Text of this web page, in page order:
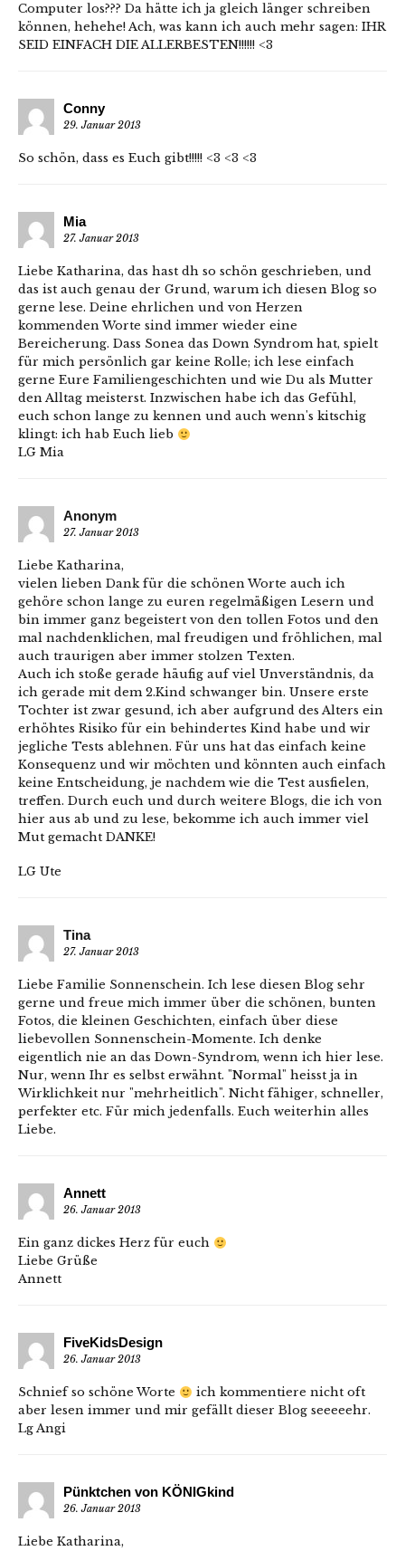
Computer los??? Da hätte ich ja gleich länger schreiben
können, hehehe! Ach, was kann ich auch mehr sagen: IHR
SEID EINFACH DIE ALLERBESTEN!!!!!! <3
Conny
29. Januar 2013
So schön, dass es Euch gibt!!!!! <3 <3 <3
Mia
27. Januar 2013
Liebe Katharina, das hast dh so schön geschrieben, und
das ist auch genau der Grund, warum ich diesen Blog so
gerne lese. Deine ehrlichen und von Herzen
kommenden Worte sind immer wieder eine
Bereicherung. Dass Sonea das Down Syndrom hat, spielt
für mich persönlich gar keine Rolle; ich lese einfach
gerne Eure Familiengeschichten und wie Du als Mutter
den Alltag meisterst. Inzwischen habe ich das Gefühl,
euch schon lange zu kennen und auch wenn's kitschig
klingt: ich hab Euch lieb
LG Mia
Anonym
27. Januar 2013
Liebe Katharina,
vielen lieben Dank für die schönen Worte auch ich
gehöre schon lange zu euren regelmäßigen Lesern und
bin immer ganz begeistert von den tollen Fotos und den
mal nachdenklichen, mal freudigen und fröhlichen, mal
auch traurigen aber immer stolzen Texten.
Auch ich stoße gerade häufig auf viel Unverständnis, da
ich gerade mit dem 2.Kind schwanger bin. Unsere erste
Tochter ist zwar gesund, ich aber aufgrund des Alters ein
erhöhtes Risiko für ein behindertes Kind habe und wir
jegliche Tests ablehnen. Für uns hat das einfach keine
Konsequenz und wir möchten und könnten auch einfach
keine Entscheidung, je nachdem wie die Test ausfielen,
treffen. Durch euch und durch weitere Blogs, die ich von
hier aus ab und zu lese, bekomme ich auch immer viel
Mut gemacht DANKE!
LG Ute
Tina
27. Januar 2013
Liebe Familie Sonnenschein. Ich lese diesen Blog sehr
gerne und freue mich immer über die schönen, bunten
Fotos, die kleinen Geschichten, einfach über diese
liebevollen Sonnenschein-Momente. Ich denke
eigentlich nie an das Down-Syndrom, wenn ich hier lese.
Nur, wenn Ihr es selbst erwähnt. "Normal" heisst ja in
Wirklichkeit nur "mehrheitlich". Nicht fähiger, schneller,
perfekter etc. Für mich jedenfalls. Euch weiterhin alles
Liebe.
Annett
26. Januar 2013
Ein ganz dickes Herz für euch
Liebe Grüße
Annett
FiveKidsDesign
26. Januar 2013
Schnief so schöne Worte
ich kommentiere nicht oft
aber lesen immer und mir gefällt dieser Blog seeeeehr.
Lg Angi
Pünktchen von KÖNIGkind
26. Januar 2013
Liebe Katharina,